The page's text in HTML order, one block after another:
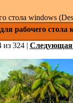
стола windows
рабочего стола
из 324 | Следующая